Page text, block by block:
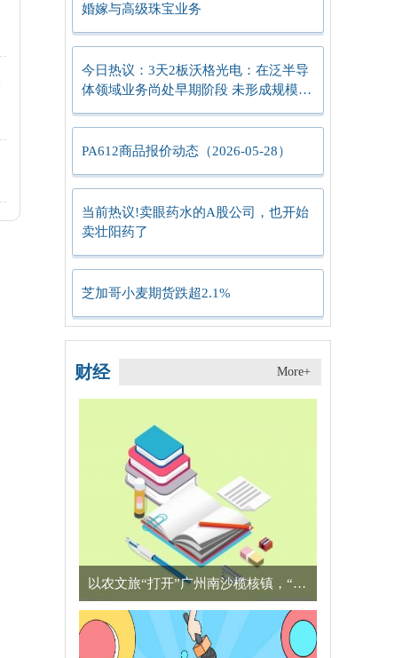
婚嫁与高级珠宝业务
今日热议：3天2板沃格光电：在泛半导
体领域业务尚处早期阶段 未形成规模化
PA612商品报价动态（2026-05-28）
当前热议!卖眼药水的A股公司，也开始
卖壮阳药了
芝加哥小麦期货跌超2.1%
财经 More+
以农文旅“打开”广州南沙榄核镇，“星海故里”别有一番风味